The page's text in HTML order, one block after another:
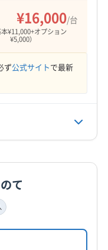
¥16,000/台
本¥11,000+オプション
¥5,000）
ず公式サイトで最新
て